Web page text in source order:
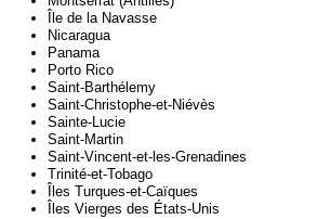
Île de la Navasse
Nicaragua
Panama
Porto Rico
Saint-Barthélemy
Saint-Christophe-et-Niévès
Sainte-Lucie
Saint-Martin
Saint-Vincent-et-les-Grenadines
Trinité-et-Tobago
Îles Turques-et-Caïques
Îles Vierges des États-Unis